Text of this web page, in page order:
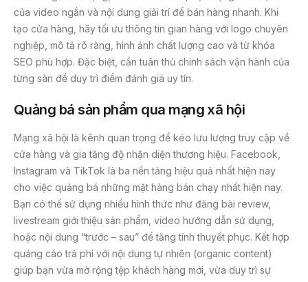
của video ngắn và nội dung giải trí để bán hàng nhanh. Khi
tạo cửa hàng, hãy tối ưu thông tin gian hàng với logo chuyên
nghiệp, mô tả rõ ràng, hình ảnh chất lượng cao và từ khóa
SEO phù hợp. Đặc biệt, cần tuân thủ chính sách vận hành của
từng sàn để duy trì điểm đánh giá uy tín.
Quảng bá sản phẩm qua mạng xã hội
Mạng xã hội là kênh quan trọng để kéo lưu lượng truy cập về
cửa hàng và gia tăng độ nhận diện thương hiệu. Facebook,
Instagram và TikTok là ba nền tảng hiệu quả nhất hiện nay
cho việc quảng bá những mặt hàng bán chạy nhất hiện nay.
Bạn có thể sử dụng nhiều hình thức như đăng bài review,
livestream giới thiệu sản phẩm, video hướng dẫn sử dụng,
hoặc nội dung “trước – sau” để tăng tính thuyết phục. Kết hợp
quảng cáo trả phí với nội dung tự nhiên (organic content)
giúp bạn vừa mở rộng tệp khách hàng mới, vừa duy trì sự